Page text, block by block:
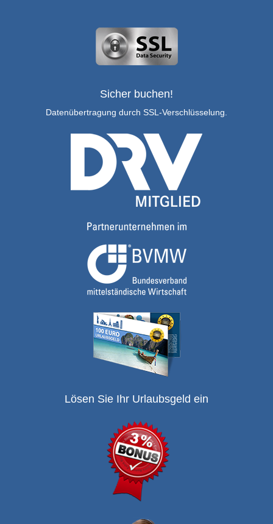
Sicher buchen!
Datenübertragung durch SSL-Verschlüsselung.
Lösen Sie Ihr Urlaubsgeld ein